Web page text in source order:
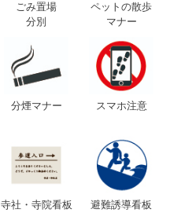
ごみ置場
分別
ペットの散歩
マナー
分煙マナー スマホ注意
寺社・寺院看板 避難誘導看板